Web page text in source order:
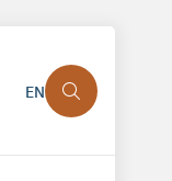
EN